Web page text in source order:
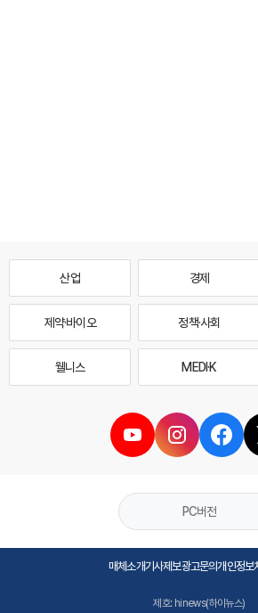
산업 경제
제약·바이오 정책·사회
웰니스 MEDI·K
PC버전
매체소개기사제보광고문의개인정보
제호: hinews(하이뉴스)